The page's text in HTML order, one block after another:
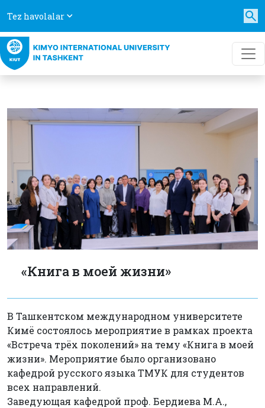
Tez havolalar
«Книга в моей жизни»
В Ташкентском международном университете
Кимё состоялось мероприятие в рамках проекта
«Встреча трёх поколений» на тему «Книга в моей
жизни». Мероприятие было организовано
кафедрой русского языка ТМУК для студентов
всех направлений.
Заведующая кафедрой проф. Бердиева М.А.,